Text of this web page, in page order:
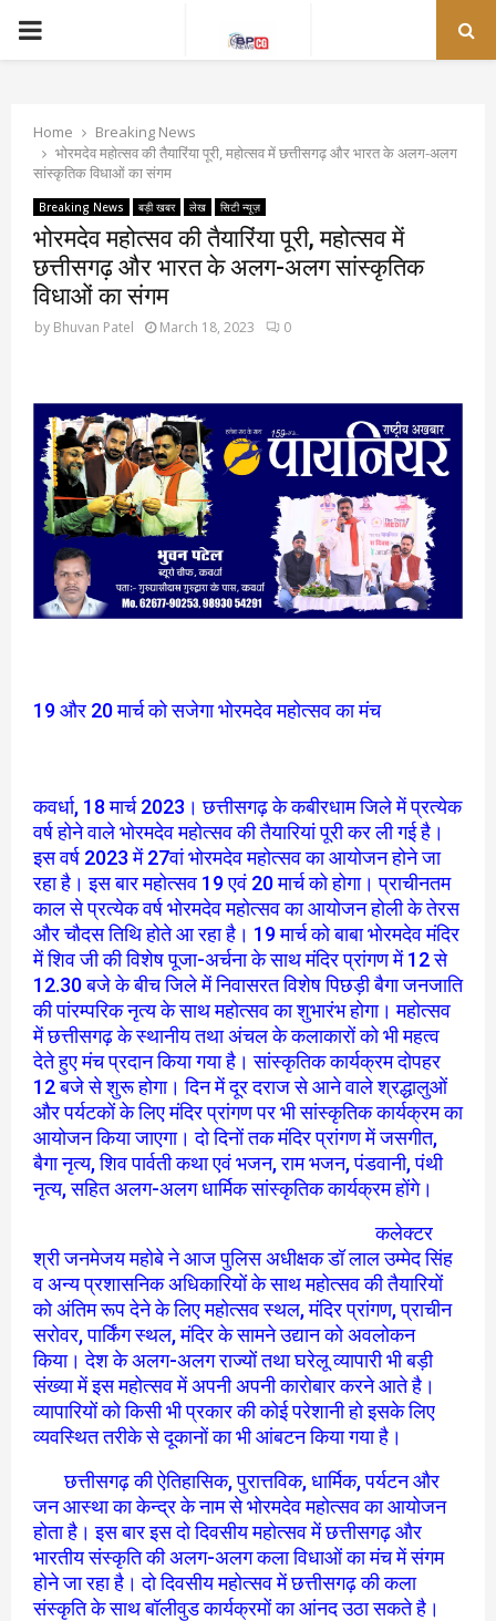
PRIMARY
Home
Breaking News
भोरमदेव महोत्सव की तैयारिंया पूरी, महोत्सव में छत्तीसगढ़ और भारत के अलग-अलग
सांस्कृतिक विधाओं का संगम
Breaking News बड़ी खबर लेख सिटी न्यूज़
भोरमदेव महोत्सव की तैयारिंया पूरी, महोत्सव में
छत्तीसगढ़ और भारत के अलग-अलग सांस्कृतिक
विधाओं का संगम
by Bhuvan Patel March 18, 2023 0
19 और 20 मार्च को सजेगा भोरमदेव महोत्सव का मंच
कवर्धा, 18 मार्च 2023। छत्तीसगढ़ के कबीरधाम जिले में प्रत्येक
वर्ष होने वाले भोरमदेव महोत्सव की तैयारियां पूरी कर ली गई है।
इस वर्ष 2023 में 27वां भोरमदेव महोत्सव का आयोजन होने जा
रहा है। इस बार महोत्सव 19 एवं 20 मार्च को होगा। प्राचीनतम
काल से प्रत्येक वर्ष भोरमदेव महोत्सव का आयोजन होली के तेरस
और चौदस तिथि होते आ रहा है। 19 मार्च को बाबा भोरमदेव मंदिर
में शिव जी की विशेष पूजा-अर्चना के साथ मंदिर प्रांगण में 12 से
12.30 बजे के बीच जिले में निवासरत विशेष पिछड़ी बैगा जनजाति
की पांरम्परिक नृत्य के साथ महोत्सव का शुभारंभ होगा। महोत्सव
में छत्तीसगढ़ के स्थानीय तथा अंचल के कलाकारों को भी महत्व
देते हुए मंच प्रदान किया गया है। सांस्कृतिक कार्यक्रम दोपहर
12 बजे से शुरू होगा। दिन में दूर दराज से आने वाले श्रद्धालुओं
और पर्यटकों के लिए मंदिर प्रांगण पर भी सांस्कृतिक कार्यक्रम का
आयोजन किया जाएगा। दो दिनों तक मंदिर प्रांगण में जसगीत,
बैगा नृत्य, शिव पार्वती कथा एवं भजन, राम भजन, पंडवानी, पंथी
नृत्य, सहित अलग-अलग धार्मिक सांस्कृतिक कार्यक्रम होंगे।
कलेक्टर
श्री जनमेजय महोबे ने आज पुलिस अधीक्षक डॉ लाल उम्मेद सिंह
व अन्य प्रशासनिक अधिकारियों के साथ महोत्सव की तैयारियों
को अंतिम रूप देने के लिए महोत्सव स्थल, मंदिर प्रांगण, प्राचीन
सरोवर, पार्किंग स्थल, मंदिर के सामने उद्यान को अवलोकन
किया। देश के अलग-अलग राज्यों तथा घरेलू व्यापारी भी बड़ी
संख्या में इस महोत्सव में अपनी अपनी कारोबार करने आते है।
व्यापारियों को किसी भी प्रकार की कोई परेशानी हो इसके लिए
व्यवस्थित तरीके से दूकानों का भी आंबटन किया गया है।
छत्तीसगढ़ की ऐतिहासिक, पुरात्तविक, धार्मिक, पर्यटन और
जन आस्था का केन्द्र के नाम से भोरमदेव महोत्सव का आयोजन
होता है। इस बार इस दो दिवसीय महोत्सव में छत्तीसगढ़ और
भारतीय संस्कृति की अलग-अलग कला विधाओं का मंच में संगम
होने जा रहा है। दो दिवसीय महोत्सव में छत्तीसगढ़ की कला
संस्कृति के साथ बॉलीवुड कार्यक्रमों का आंनद उठा सकते है।